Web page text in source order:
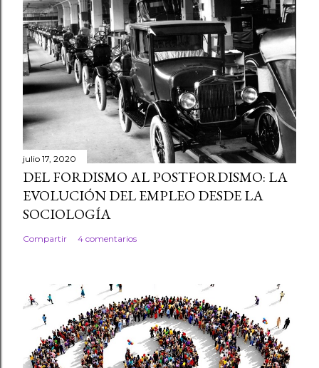
julio 17, 2020
DEL FORDISMO AL POSTFORDISMO: LA
EVOLUCIÓN DEL EMPLEO DESDE LA
SOCIOLOGÍA
Compartir 4 comentarios